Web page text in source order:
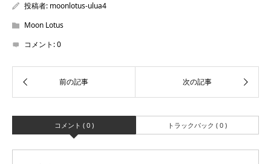
投稿者: moonlotus-ulua4
Moon Lotus
コメント:0
コメント ( 0 ) トラックバック ( 0 )